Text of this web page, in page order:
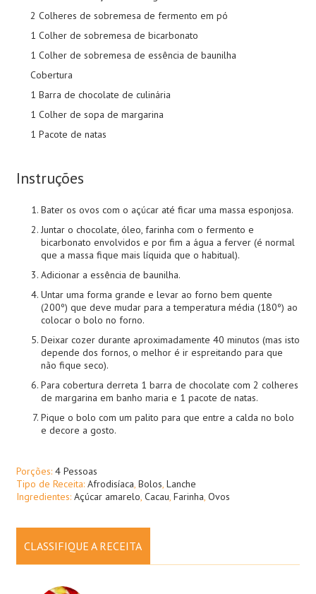
2 Colheres de sobremesa de fermento em pó
1 Colher de sobremesa de bicarbonato
1 Colher de sobremesa de essência de baunilha
Cobertura
1 Barra de chocolate de culinária
1 Colher de sopa de margarina
1 Pacote de natas
Instruções
Bater os ovos com o açúcar até ficar uma massa esponjosa.
Juntar o chocolate, óleo, farinha com o fermento e
bicarbonato envolvidos e por fim a água a ferver (é normal
que a massa fique mais líquida que o habitual).
Adicionar a essência de baunilha.
Untar uma forma grande e levar ao forno bem quente
(200º) que deve mudar para a temperatura média (180º) ao
colocar o bolo no forno.
Deixar cozer durante aproximadamente 40 minutos (mas isto
depende dos fornos, o melhor é ir espreitando para que
não fique seco).
Para cobertura derreta 1 barra de chocolate com 2 colheres
de margarina em banho maria e 1 pacote de natas.
Pique o bolo com um palito para que entre a calda no bolo
e decore a gosto.
Porções: 4 Pessoas
Tipo de Receita: Afrodisíaca, Bolos, Lanche
Ingredientes: Açúcar amarelo, Cacau, Farinha, Ovos
CLASSIFIQUE A RECEITA